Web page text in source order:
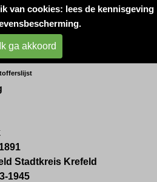
van cookies: lees de kennisgeving
Ik ga akkoord
Betuwe
Stadtkreis Krefeld
1945